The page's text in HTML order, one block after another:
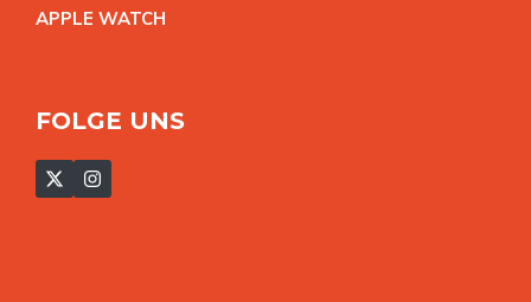
APPLE WATCH
FOLGE UNS